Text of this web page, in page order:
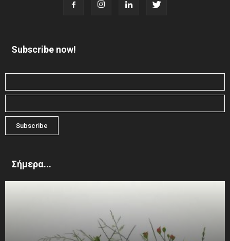
Subscribe now!
Σήμερα...